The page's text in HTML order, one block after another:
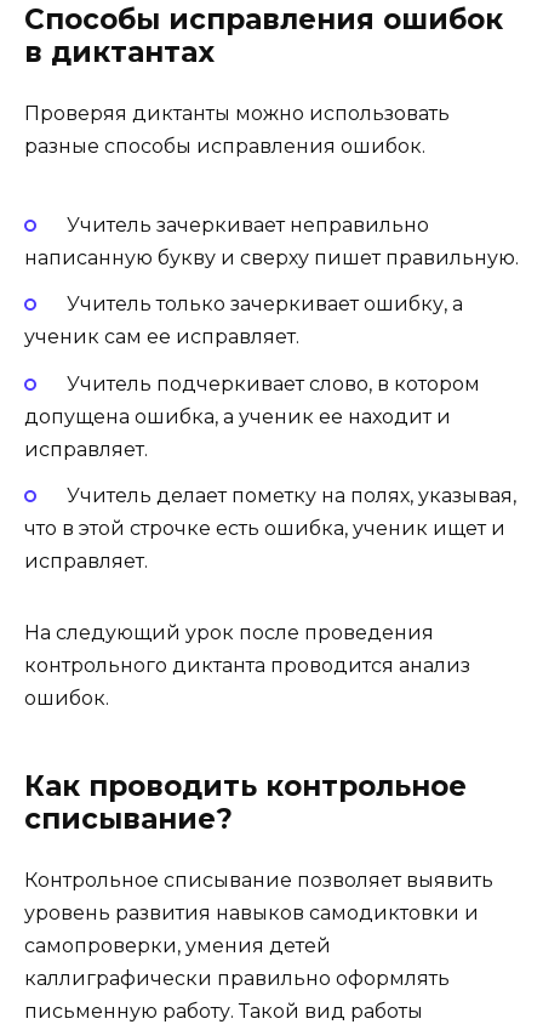
Способы исправления ошибок
в диктантах
Проверяя диктанты можно использовать
разные способы исправления ошибок.
Учитель зачеркивает неправильно
написанную букву и сверху пишет правильную.
Учитель только зачеркивает ошибку, а
ученик сам ее исправляет.
Учитель подчеркивает слово, в котором
допущена ошибка, а ученик ее находит и
исправляет.
Учитель делает пометку на полях, указывая,
что в этой строчке есть ошибка, ученик ищет и
исправляет.
На следующий урок после проведения
контрольного диктанта проводится анализ
ошибок.
Как проводить контрольное
списывание?
Контрольное списывание позволяет выявить
уровень развития навыков самодиктовки и
самопроверки, умения детей
каллиграфически правильно оформлять
письменную работу. Такой вид работы